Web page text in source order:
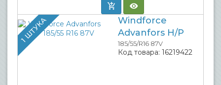
1 ШТУКА
Windforce
Advanfors H/P
185/55/R16 87V
Код товара: 16219422